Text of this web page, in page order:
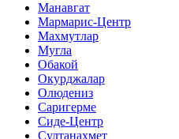
Манавгат
Мармарис-Центр
Махмутлар
Мугла
Обакой
Окурджалар
Олюдениз
Саригерме
Сиде-Центр
Султанахмет